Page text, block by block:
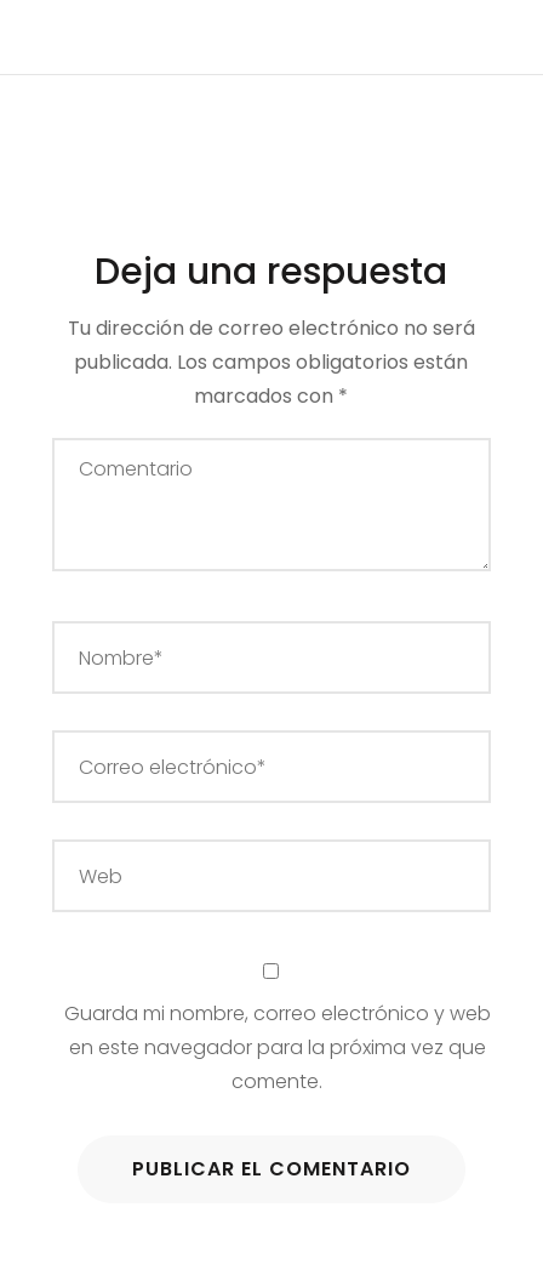
Deja una respuesta
Tu dirección de correo electrónico no será
publicada. Los campos obligatorios están
marcados con *
Guarda mi nombre, correo electrónico y web
en este navegador para la próxima vez que
comente.